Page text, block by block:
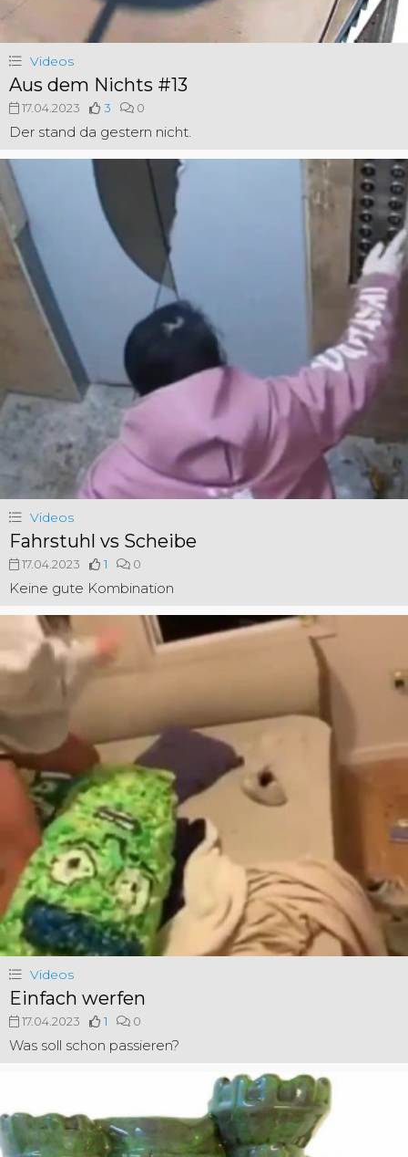
Videos
Aus dem Nichts #13
17.04.2023 3 0
Der stand da gestern nicht.
Videos
Fahrstuhl vs Scheibe
17.04.2023 1 0
Keine gute Kombination
Videos
Einfach werfen
17.04.2023 1 0
Was soll schon passieren?